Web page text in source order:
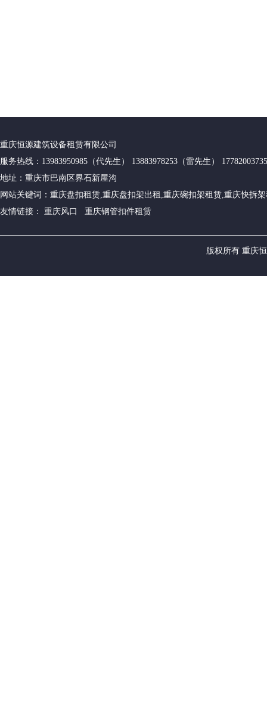
重庆恒源建筑设备租赁有限公司
服务热线：13983950985（代先生） 13883978253（雷先生）
地址：重庆市巴南区界石新屋沟
网站关键词：重庆盘扣租赁,重庆盘扣架出租,重庆碗扣架租赁,重庆快拆
友情链接： 重庆风口 重庆钢管扣件租赁
版权所有 重庆